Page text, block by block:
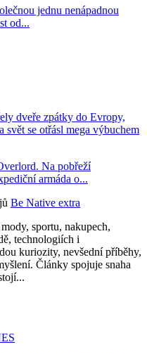
jednu nenápadnou
od...
dveře zpátky do Evropy,
se otřásl mega výbuchem
Na pobřeží
armáda o...
Be Native extra
sportu, nakupech,
technologiích i
kuriozity, nevšední příběhy,
Články spojuje snaha